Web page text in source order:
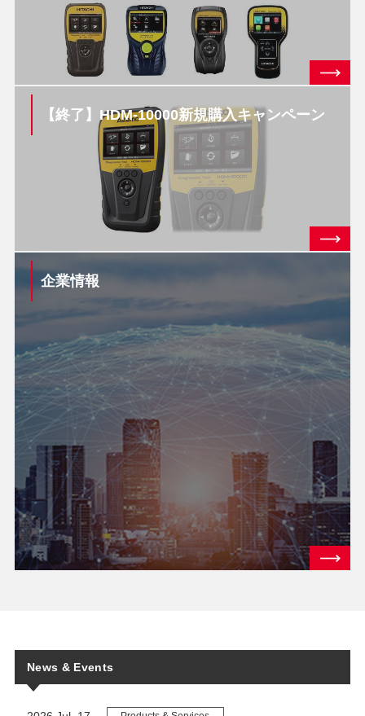
【終了】HDM-10000新規購入キャンペーン
企業情報
News & Events